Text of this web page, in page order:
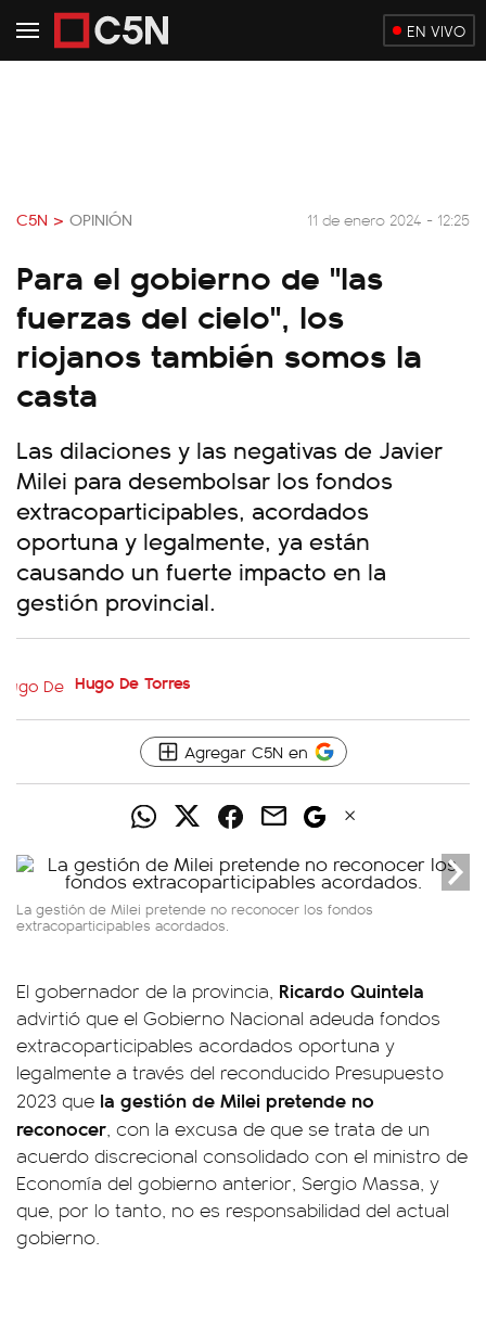
EN VIVO
C5N > OPINIÓN 11 de enero 2024 - 12:25
Para el gobierno de "las
fuerzas del cielo", los
riojanos también somos la
casta
Las dilaciones y las negativas de Javier
Milei para desembolsar los fondos
extracoparticipables, acordados
oportuna y legalmente, ya están
causando un fuerte impacto en la
gestión provincial.
Hugo De Torres
Agregar C5N en
La gestión de Milei pretende no reconocer los fondos
extracoparticipables acordados.
El gobernador de la provincia, Ricardo Quintela
advirtió que el Gobierno Nacional adeuda fondos
extracoparticipables acordados oportuna y
legalmente a través del reconducido Presupuesto
2023 que la gestión de Milei pretende no
reconocer, con la excusa de que se trata de un
acuerdo discrecional consolidado con el ministro de
Economía del gobierno anterior, Sergio Massa, y
que, por lo tanto, no es responsabilidad del actual
gobierno.